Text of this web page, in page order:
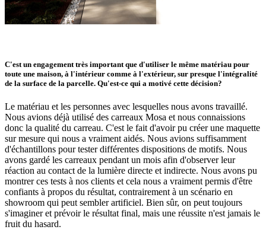
C'est un engagement très important que d'utiliser le même matériau pour
toute une maison, à l'intérieur comme à l'extérieur, sur presque l'intégralité
de la surface de la parcelle. Qu'est-ce qui a motivé cette décision?
Le matériau et les personnes avec lesquelles nous avons travaillé.
Nous avions déjà utilisé des carreaux Mosa et nous connaissions
donc la qualité du carreau. C'est le fait d'avoir pu créer une maquette
sur mesure qui nous a vraiment aidés. Nous avions suffisamment
d'échantillons pour tester différentes dispositions de motifs. Nous
avons gardé les carreaux pendant un mois afin d'observer leur
réaction au contact de la lumière directe et indirecte. Nous avons pu
montrer ces tests à nos clients et cela nous a vraiment permis d'être
confiants à propos du résultat, contrairement à un scénario en
showroom qui peut sembler artificiel. Bien sûr, on peut toujours
s'imaginer et prévoir le résultat final, mais une réussite n'est jamais le
fruit du hasard.